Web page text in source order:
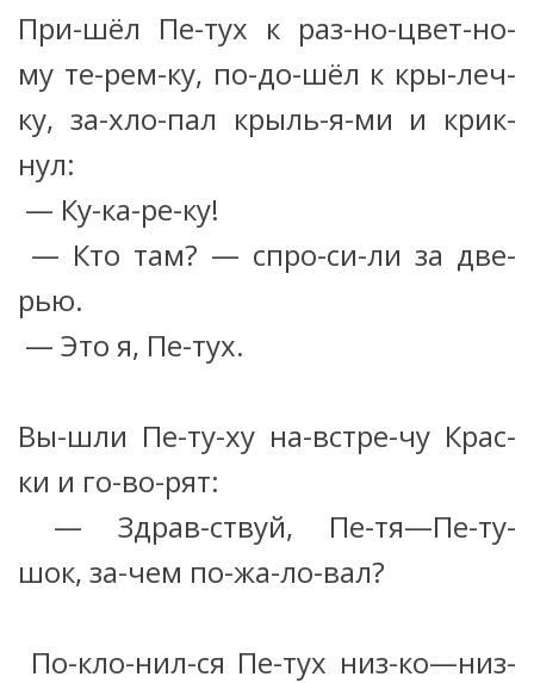
При-шёл Пе-тух к раз-но-цвет-но-
му те-рем-ку, по-до-шёл к кры-леч-
ку, за-хло-пал крыль-я-ми и крик-
нул:
— Ку-ка-ре-ку!
— Кто там? — спро-си-ли за две-
рью.
— Это я, Пе-тух.
Вы-шли Пе-ту-ху на-встре-чу Крас-
ки и го-во-рят:
— Здрав-ствуй, Пе-тя—Пе-ту-
шок, за-чем по-жа-ло-вал?
По-кло-нил-ся Пе-тух низ-ко—низ-